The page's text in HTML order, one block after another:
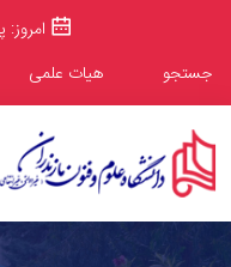
امروز:
جستجو
هیات علمی